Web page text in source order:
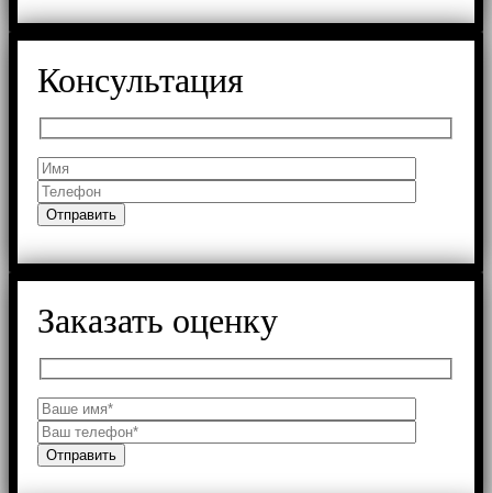
Консультация
Заказать оценку